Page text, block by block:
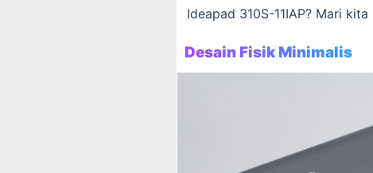
Ideapad 310S-11IAP? Mari
Desain Fisik Minimalis